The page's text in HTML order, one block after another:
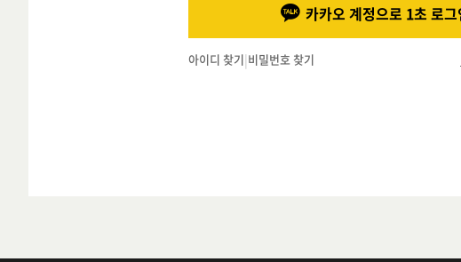
카카오 계정으로 1초 로그
아이디 찾기|비밀번호 찾기